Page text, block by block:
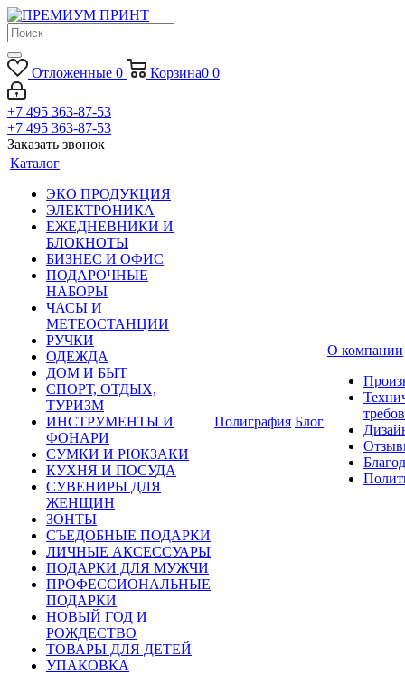
Отложенные 0 Корзина0 0
+7 495 363-87-53
+7 495 363-87-53
Заказать звонок
Каталог
ЭКО ПРОДУКЦИЯ
ЭЛЕКТРОНИКА
ЕЖЕДНЕВНИКИ И
БЛОКНОТЫ
БИЗНЕС И ОФИС
ПОДАРОЧНЫЕ
НАБОРЫ
ЧАСЫ И
МЕТЕОСТАНЦИИ
РУЧКИ
ОДЕЖДА
ДОМ И БЫТ
СПОРТ, ОТДЫХ,
ТУРИЗМ
ИНСТРУМЕНТЫ И
ФОНАРИ
СУМКИ И РЮКЗАКИ
КУХНЯ И ПОСУДА
СУВЕНИРЫ ДЛЯ
ЖЕНЩИН
ЗОНТЫ
СЪЕДОБНЫЕ ПОДАРКИ
ЛИЧНЫЕ АКСЕССУАРЫ
ПОДАРКИ ДЛЯ МУЖЧИ
ПРОФЕССИОНАЛЬНЫЕ
ПОДАРКИ
НОВЫЙ ГОД И
РОЖДЕСТВО
ТОВАРЫ ДЛЯ ДЕТЕЙ
УПАКОВКА
Полиграфия Блог
О компании